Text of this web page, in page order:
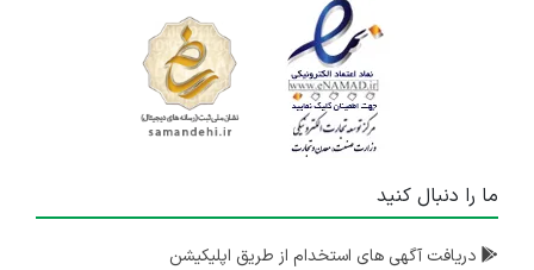
ما را دنبال کنید
دریافت آگهی های استخدام از طریق اپلیکیشن